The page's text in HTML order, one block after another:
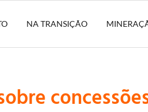
NA TRANSIÇÃO